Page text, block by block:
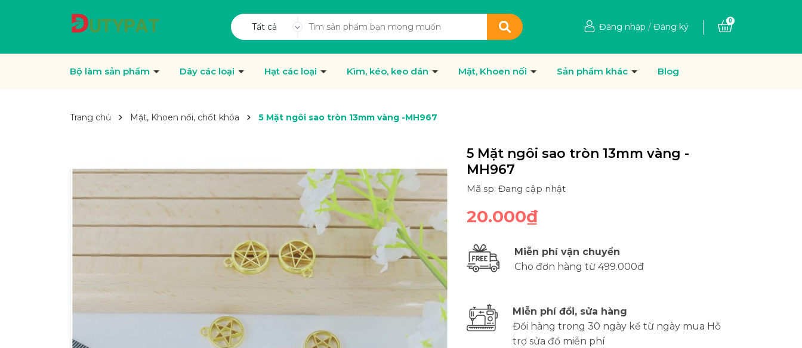
Tất cả Đăng nhập / Đăng ký
0
Bộ làm sản phẩm Dây các loại Hạt các loại Kìm, kéo, keo dán Mặt, Khoen nối Sản phẩm khác Blog
Trang chủ Mặt, Khoen nối, chốt khóa 5 Mặt ngôi sao tròn 13mm vàng -MH967
5 Mặt ngôi sao tròn 13mm vàng -
MH967
Mã sp: Đang cập nhật
20.000₫
Miễn phí vận chuyển
Cho đơn hàng từ 499.000đ
Miễn phí đổi, sửa hàng
Đổi hàng trong 30 ngày kể từ ngày mua Hỗ
trợ sửa đồ miễn phí